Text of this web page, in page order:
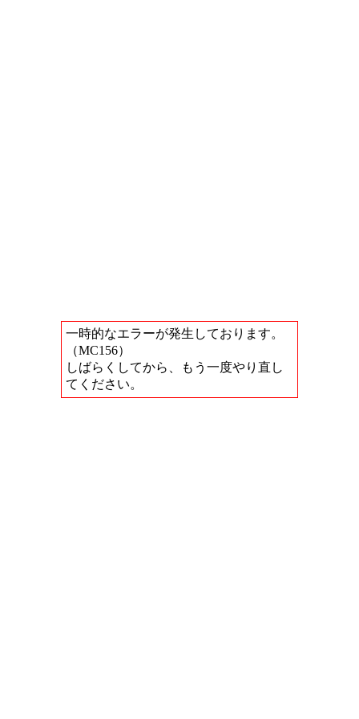
一時的なエラーが発生しております。
（MC156）
しばらくしてから、もう一度やり直し
てください。